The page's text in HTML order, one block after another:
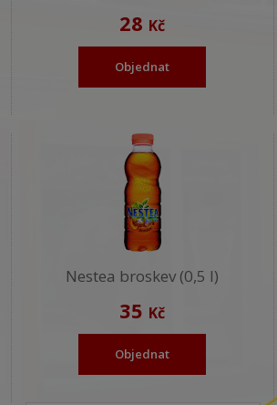
28 Kč
Objednat
Nestea broskev (0,5 l)
35 Kč
Objednat